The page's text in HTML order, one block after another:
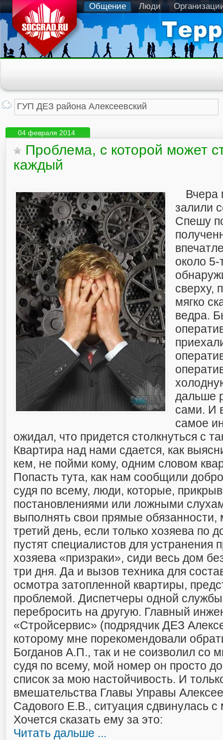
Общение Люди
04 февраля 2014
Проблема, с которой может
каждый
Вчера
залили
Спешу
около 5-
сверху,
мягко
ведра.
дальше
сами. И
самое
ожидал, что придется столкнуться с
Квартира над нами сдается, как
кем, не пойми кому, одним словом
Попасть тута, как нам сообщили
судя по всему, люди, которые,
постановлениями или ложными
выполнять свои прямые обязанности,
третий день, если только хозяева по
пустят специалистов для устранения
хозяева «призраки», сиди весь дом
три дня. Да и вызов техника для
осмотра затопленной квартиры,
проблемой. Диспетчеры одной
перебросить на другую. Главный
«Стройсервис» (подрядчик ДЕЗ
которому мне порекомендовали
Богданов А.П., так и не соизволил со
судя по всему, мой номер он просто
список за мою настойчивость. И
вмешательства Главы Управы
Садового Е.В., ситуация сдвинулась с
Хочется сказать ему за это:
Читать дальше ...